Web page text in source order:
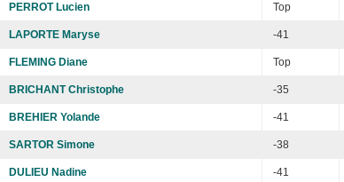
PERROT Lucien Top
LAPORTE Maryse -41
FLEMING Diane Top
BRICHANT Christophe -35
BREHIER Yolande -41
SARTOR Simone -38
DULIEU Nadine -41